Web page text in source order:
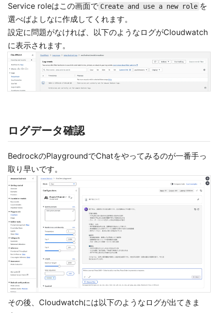
Service roleはこの画面で Create and use a new role を
選べばよしなに作成してくれます。
設定に問題がなければ、以下のようなログがCloudwatch
に表示されます。
ログデータ確認
BedrockのPlaygroundでChatをやってみるのが一番手っ
取り早いです。
その後、Cloudwatchには以下のようなログが出てきま